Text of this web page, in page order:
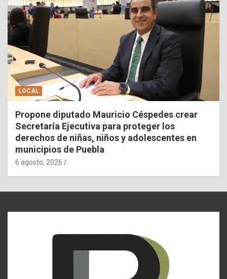
LOCAL
Propone diputado Mauricio Céspedes crear
Secretaría Ejecutiva para proteger los
derechos de niñas, niños y adolescentes en
municipios de Puebla
6 agosto, 2026